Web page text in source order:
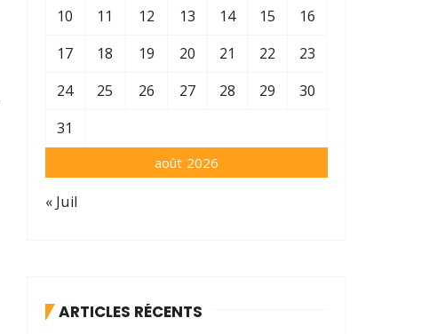
août 2026
10
11 12 13 14 15
16
17
18 19 20 21 22
23
24
25 26 27 28 29
30
31
« Juil
ARTICLES RÉCENTS